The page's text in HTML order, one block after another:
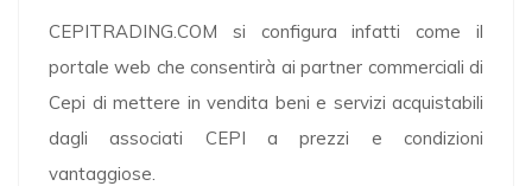
CEPITRADING.COM si configura infatti come il
portale web che consentirà ai partner commerciali di
Cepi di mettere in vendita beni e servizi acquistabili
dagli associati CEPI a prezzi e condizioni
vantaggiose.